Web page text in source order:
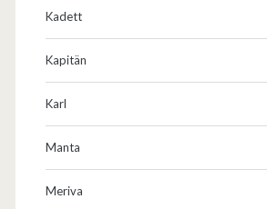
Kadett
Kapitän
Karl
Manta
Meriva